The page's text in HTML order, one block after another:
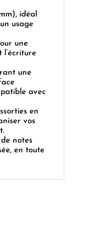
idéal
usage
une
une
avec
en
vos
notes
en toute